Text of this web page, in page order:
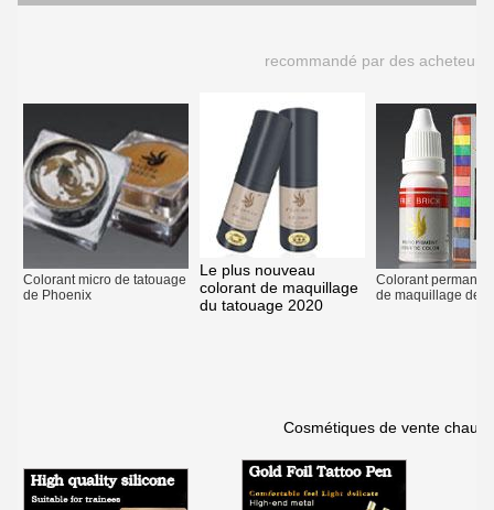
recommandé par des acheteurs
Colorant micro de tatouage
de Phoenix
Le plus nouveau
colorant de maquillage
du tatouage 2020
Colorant
de maquillage de
Cosmétiques de vente